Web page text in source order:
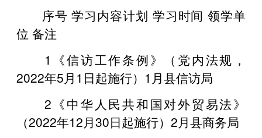
序号 学习内容计划 学习时间 领学单
位 备注
1《信访工作条例》（党内法规，
2022年5月1日起施行）1月县信访局
2《中华人民共和国对外贸易法》
（2022年12月30日起施行）2月县商务局